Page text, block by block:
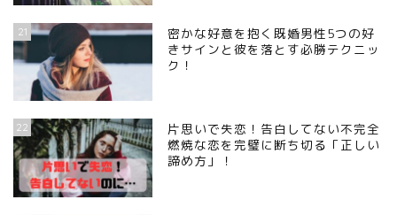
21
密かな好意を抱く既婚男性5つの好
きサインと彼を落とす必勝テクニッ
ク！
22
片思いで失恋！告白してない不完全
燃焼な恋を完璧に断ち切る「正しい
諦め方」！